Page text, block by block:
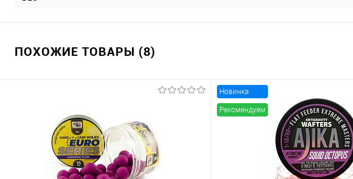
ПОХОЖИЕ ТОВАРЫ (8)
Новинка
Рекомендуем